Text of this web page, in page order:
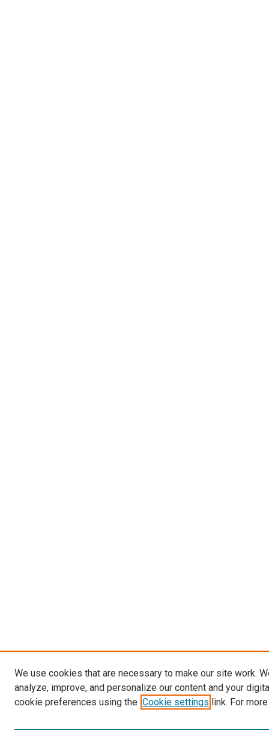
We use cookies that are necessary to make our site work.
analyze, improve, and personalize our content and your
cookie preferences using the Cookie settings link. For